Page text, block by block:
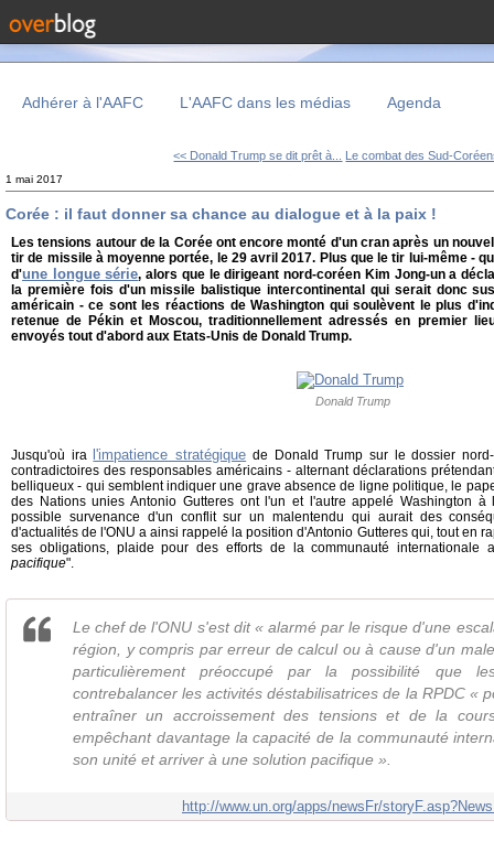
Adhérer à l'AAFC L'AAFC dans les médias Agenda
<< Donald Trump se dit prêt à... Le combat des Sud-
1 mai 2017
Corée : il faut donner sa chance au dialogue et à la paix !
Les tensions autour de la Corée ont encore monté d'un cran après un
tir de missile à moyenne portée, le 29 avril 2017. Plus que le tir lui-même -
d'une longue série, alors que le dirigeant nord-coréen Kim Jong-un a
la première fois d'un missile balistique intercontinental qui serait donc
américain - ce sont les réactions de Washington qui soulèvent le plus
retenue de Pékin et Moscou, traditionnellement adressés en premier
envoyés tout d'abord aux Etats-Unis de Donald Trump.
Donald Trump
Jusqu'où ira l'impatience stratégique de Donald Trump sur le dossier
contradictoires des responsables américains - alternant déclarations
belliqueux - qui semblent indiquer une grave absence de ligne politique, le
des Nations unies Antonio Gutteres ont l'un et l'autre appelé Washington
possible survenance d'un conflit sur un malentendu qui aurait des
d'actualités de l'ONU a ainsi rappelé la position d'Antonio Gutteres qui, tout en
ses obligations, plaide pour des efforts de la communauté internationale
pacifique".
Le chef de l'ONU s'est dit « alarmé par le risque d'une
région, y compris par erreur de calcul ou à cause d'un
particulièrement préoccupé par la possibilité que
contrebalancer les activités déstabilisatrices de la RPDC «
entraîner un accroissement des tensions et de la
empêchant davantage la capacité de la communauté
son unité et arriver à une solution pacifique ».
http://www.un.org/apps/newsFr/